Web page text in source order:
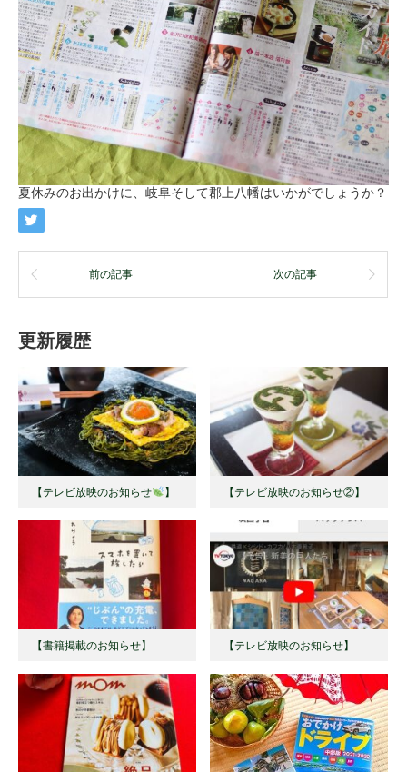
夏休みのお出かけに、岐阜そして郡上八幡はいかがでしょうか？
前の記事 次の記事
更新履歴
【テレビ放映のお知らせ 】 ⁡ 【テレビ放映のお知らせ②】
【書籍掲載のお知らせ】 【テレビ放映のお知らせ】 ⁡